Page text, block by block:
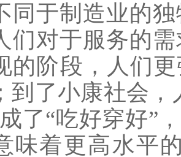
同于制造业的
们对于服务的
的阶段，人们
到了小康社会
了“吃好穿好”
味着更高水平